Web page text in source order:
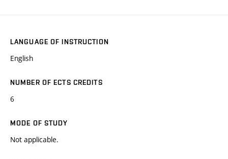
LANGUAGE OF INSTRUCTION
English
NUMBER OF ECTS CREDITS
6
MODE OF STUDY
Not applicable.